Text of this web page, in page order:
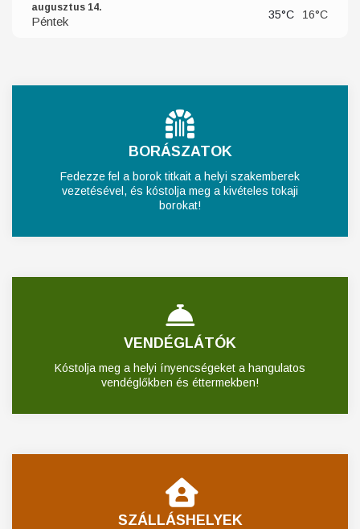
augusztus 14.
Péntek 35°C 16°C
BORÁSZATOK
Fedezze fel a borok titkait a helyi szakemberek
vezetésével, és kóstolja meg a kivételes tokaji
borokat!
VENDÉGLÁTÓK
Kóstolja meg a helyi ínyencségeket a hangulatos
vendéglőkben és éttermekben!
SZÁLLÁSHELYEK